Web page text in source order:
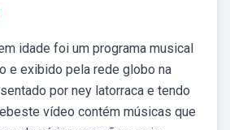
idade foi um programa musical
e exibido pela rede globo na
por ney latorraca e tendo
vídeo contém músicas que